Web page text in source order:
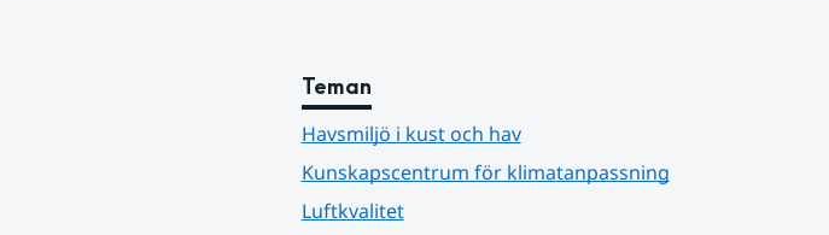
Teman
Havsmiljö i kust och hav
Kunskapscentrum för klimatanpassning
Luftkvalitet